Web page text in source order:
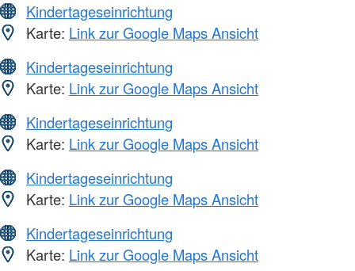
Kindertageseinrichtung
Karte: Link zur Google Maps Ansicht
Kindertageseinrichtung
Karte: Link zur Google Maps Ansicht
Kindertageseinrichtung
Karte: Link zur Google Maps Ansicht
Kindertageseinrichtung
Karte: Link zur Google Maps Ansicht
Kindertageseinrichtung
Karte: Link zur Google Maps Ansicht